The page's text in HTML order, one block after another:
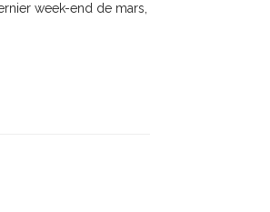
week-end de mars,